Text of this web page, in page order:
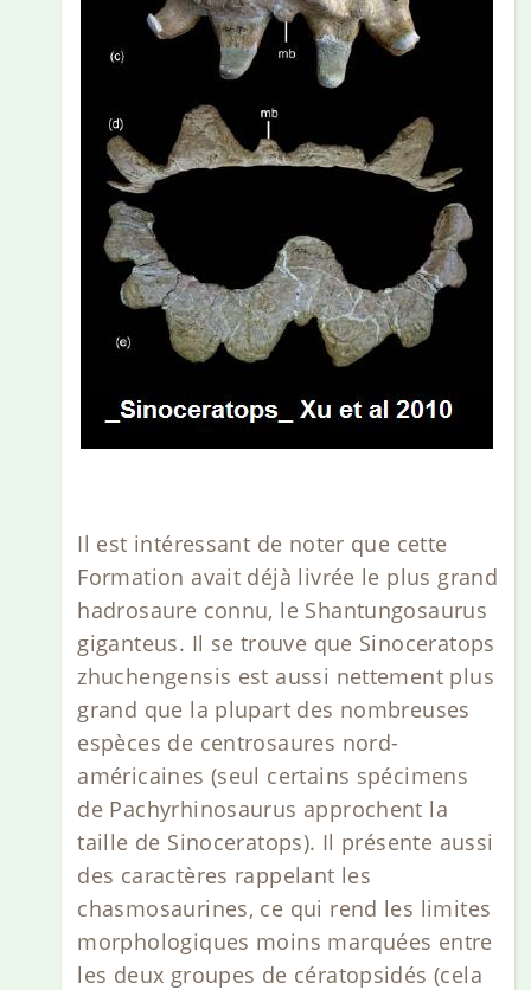
Il est intéressant de noter que cette
Formation avait déjà livrée le plus grand
hadrosaure connu, le Shantungosaurus
giganteus. Il se trouve que Sinoceratops
zhuchengensis est aussi nettement plus
grand que la plupart des nombreuses
espèces de centrosaures nord-
américaines (seul certains spécimens
de Pachyrhinosaurus approchent la
taille de Sinoceratops). Il présente aussi
des caractères rappelant les
chasmosaurines, ce qui rend les limites
morphologiques moins marquées entre
les deux groupes de cératopsidés (cela